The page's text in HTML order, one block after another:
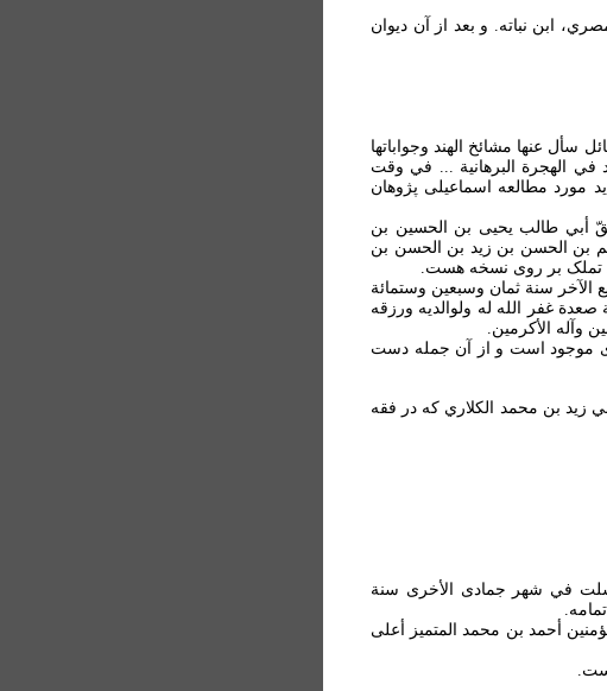
ابن نباته. و بعد از آن ديوان
سأل عنها مشائخ الهند وجواباتها
الهند في الهجرة البرهانية ... في وقت
مورد مطالعه اسماعيلی پژوهان
أبي طالب يحيی بن الحسين بن
بن الحسن بن زيد بن الحسن بن
تملک بر روی نسخه هست.
الآخر سنة ثمان وسبعين وستمائة
غفر الله له ولوالديه ورزقه
وآله الأکرمين.
موجود است و از آن جمله دست
زيد بن محمد الکلاري که در فقه
مسلت في شهر جمادی الأخری سنة
أحمد بن محمد المتميز أعلی